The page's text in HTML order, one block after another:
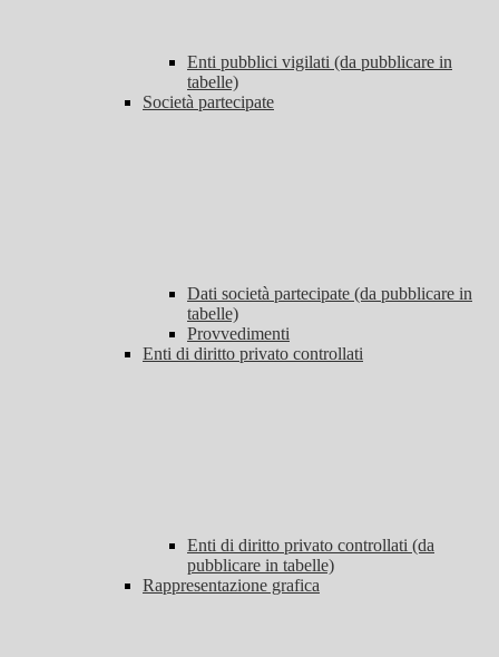
Enti pubblici vigilati (da pubblicare in
tabelle)
Società partecipate
Dati società partecipate (da pubblicare in
tabelle)
Provvedimenti
Enti di diritto privato controllati
Enti di diritto privato controllati (da
pubblicare in tabelle)
Rappresentazione grafica